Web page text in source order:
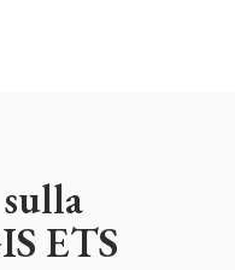
ETS